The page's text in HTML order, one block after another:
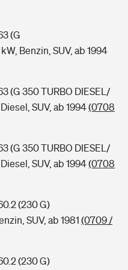
(G
Benzin, SUV, ab 1994
(G 350 TURBO DIESEL/
SUV, ab 1994(0708
(G 350 TURBO DIESEL/
SUV, ab 1994(0708
(230 G)
SUV, ab 1981 (0709 /
(230 G)